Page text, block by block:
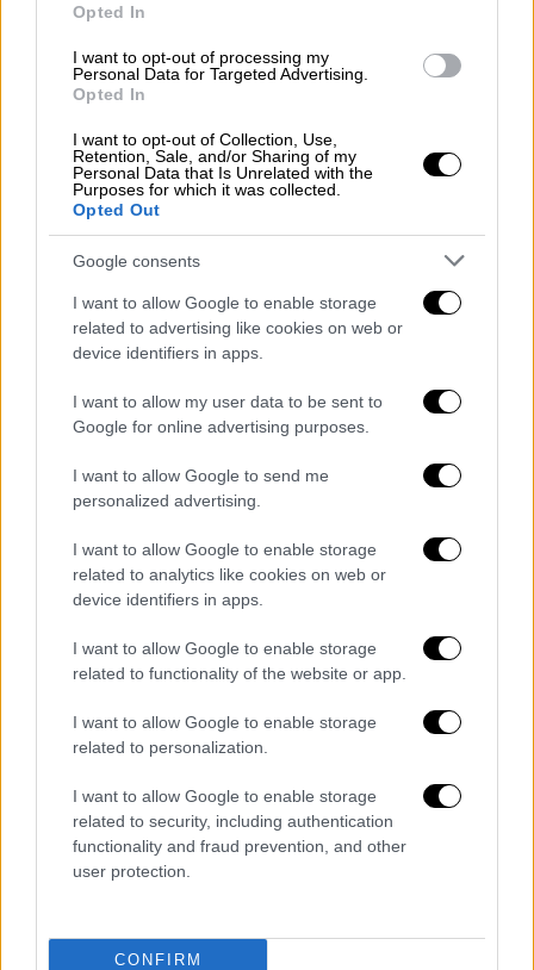
Opted In
I want to opt-out of processing my
Personal Data for Targeted Advertising.
Opted In
I want to opt-out of Collection, Use,
Retention, Sale, and/or Sharing of my
Personal Data that Is Unrelated with the
Purposes for which it was collected.
Opted Out
Google consents
I want to allow Google to enable storage
related to advertising like cookies on web or
device identifiers in apps.
I want to allow my user data to be sent to
Google for online advertising purposes.
I want to allow Google to send me
personalized advertising.
I want to allow Google to enable storage
related to analytics like cookies on web or
device identifiers in apps.
I want to allow Google to enable storage
related to functionality of the website or app.
I want to allow Google to enable storage
related to personalization.
I want to allow Google to enable storage
related to security, including authentication
functionality and fraud prevention, and other
user protection.
CONFIRM
επικοινωνία από το γραφείο του κυρίου
Γιαννακόπουλου
κύριος Γιαννακόπουλος. Είναι θετικό αυτό.
Εύχομαι το ίδιο να γίνει και από την
ΚΑΕ
Ολυμπιακός. Θα είναι κρίμα να μην γίνει αυτό
και να στείλουμε μήνυμα ενότητας».
Για τα υβριστικά συνθήματα:
«Να προσθέσω
μόνο ότι αυτό που έγινε στο ποδόσφαιρο
έγινε και στο μπάσκετ, οι πιο σύγχρονες
τεχνολογίες. Είχαμε τώρα σύγκρουση μέσα
στο τερέν μεταξύ ανθρώπων που ηγούνται
του μπάσκετ και δημιουργεί περισσότερη
Χθες υπέγραψα την απόφαση
αναβολής του αυριανού αγώνα
κυβέρνηση
έχει καλέσει τους προέδρους να έρθουν στη
συνάντηση μεταξύ και των δύο πλευρών.
Δέχθηκα επικοινωνία από το γραφείο του
κύριουΓιαννακόπουλου
πρόθεση τηςΚΑΕ Παναθηναϊκός. Η ασφάλεια
είναι η ύψιστη προτεραιότητα. Θα βάλουμε
Για το αν θα υπάρξει επίπτωση σε όποιον δεν
παραστεί στη συνάντηση:«Όποια ομάδα δεν
έρθει δεν θα υπάρχει επίπτωση εις βάρος
της. Θα διακοπεί το πρωτάθλημα. Θα υπάρξει
παρακμή του μπάσκετ και θα μείνει η
εικόνα στο ελληνικό μπάσκετ».